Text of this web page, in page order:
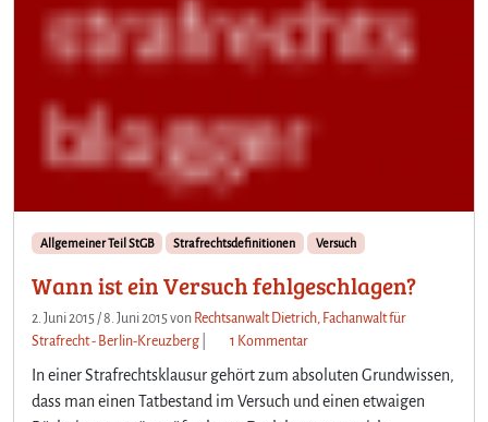
Allgemeiner Teil StGB Strafrechtsdefinitionen Versuch
Wann ist ein Versuch fehlgeschlagen?
2. Juni 2015 /8. Juni 2015von Rechtsanwalt Dietrich, Fachanwalt für
Strafrecht - Berlin-Kreuzberg
1 Kommentarz
a
In einer Strafrechtsklausur gehört zum absoluten Grundwissen,
dass man einen Tatbestand im Versuch und einen etwaigen